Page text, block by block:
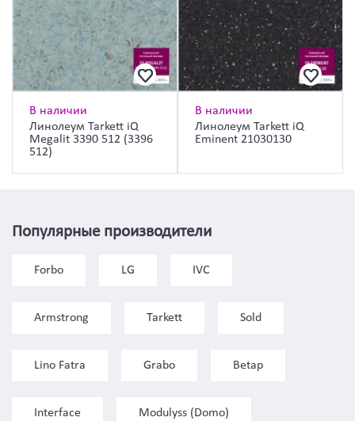
В наличии
Линолеум Tarkett iQ
Megalit 3390 512 (3396
512)
В наличии
Линолеум Tarkett iQ
Eminent 21030130
Популярные производители
Forbo LG IVC
Armstrong Tarkett Sold
Lino Fatra Grabo Betap
Interface Modulyss (Domo)